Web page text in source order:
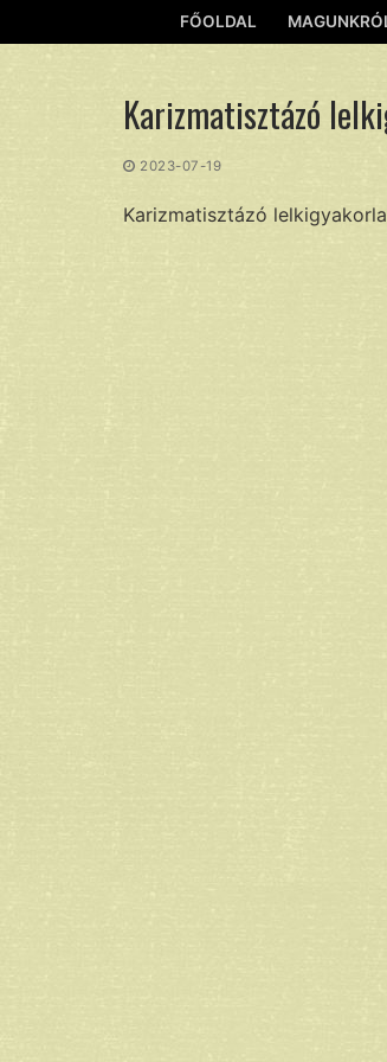
a
FŐOLDAL
Karizmatisztázó
2023-07-19
Karizmatisztázó